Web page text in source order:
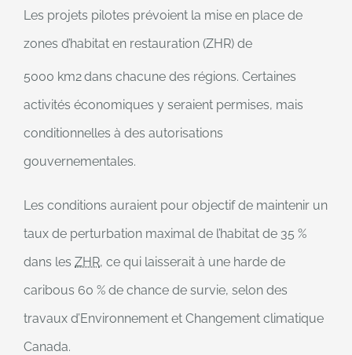
Les projets pilotes prévoient la mise en place de
zones d’habitat en restauration (ZHR) de
5000 km2dans chacune des régions. Certaines
activités économiques y seraient permises, mais
conditionnelles à des autorisations
gouvernementales.
Les conditions auraient pour objectif de maintenir un
taux de perturbation maximal de l’habitat de 35 %
dans les ZHR, ce qui laisserait à une harde de
caribous 60 % de chance de survie, selon des
travaux d’Environnement et Changement climatique
Canada.